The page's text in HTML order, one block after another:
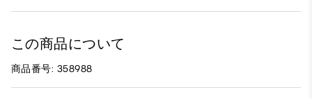
この商品について
商品番号: 358988